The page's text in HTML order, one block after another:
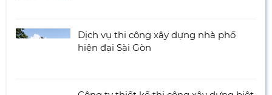
Dịch vụ thi công xây dựng nhà phố
hiện đại Sài Gòn